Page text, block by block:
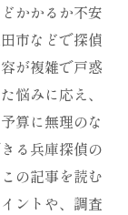
かかるか不安
市などで探偵
が複雑で戸惑
悩みに応え、
算に無理のな
る兵庫探偵の
の記事を読む
ントや、調査